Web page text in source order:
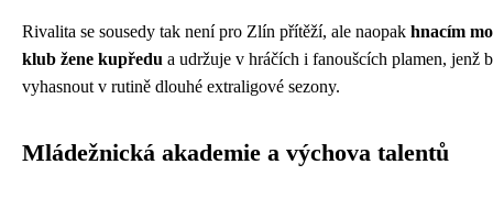
Rivalita se sousedy tak není pro Zlín přítěží, ale naopak hnacím
klub žene kupředu a udržuje v hráčích i fanoušcích plamen, jenž
vyhasnout v rutině dlouhé extraligové sezony.
Mládežnická akademie a výchova talentů